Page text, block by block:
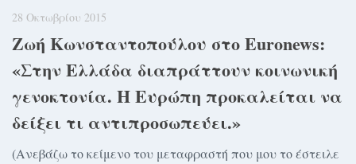
28 Οκτωβρίου 2015
Ζωή Κωνσταντοπούλου στο Euronews:
«Στην Ελλάδα διαπράττουν κοινωνική
γενοκτονία. Η Ευρώπη προκαλείται να
δείξει τι αντιπροσωπεύει.»
(Ανεβάζω το κείμενο του μεταφραστή που μου το έστειλε